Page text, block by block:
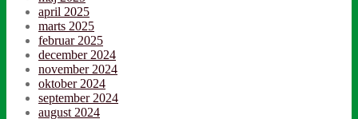
april 2025
marts 2025
februar 2025
december 2024
november 2024
oktober 2024
september 2024
august 2024